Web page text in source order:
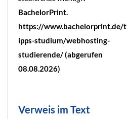
BachelorPrint.
https://www.bachelorprint.de/t
ipps-studium/webhosting-
studierende/ (abgerufen
08.08.2026)
Verweis im Text